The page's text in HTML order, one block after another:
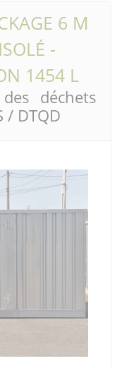
6 M
-
1454 L
déchets
/ DTQD